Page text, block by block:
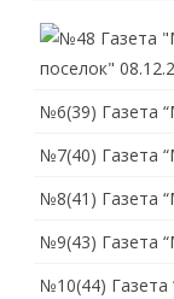
поселок"
№6(39) Газета
№7(40) Газета
№8(41) Газета
№9(43) Газета
№10(44) Газета